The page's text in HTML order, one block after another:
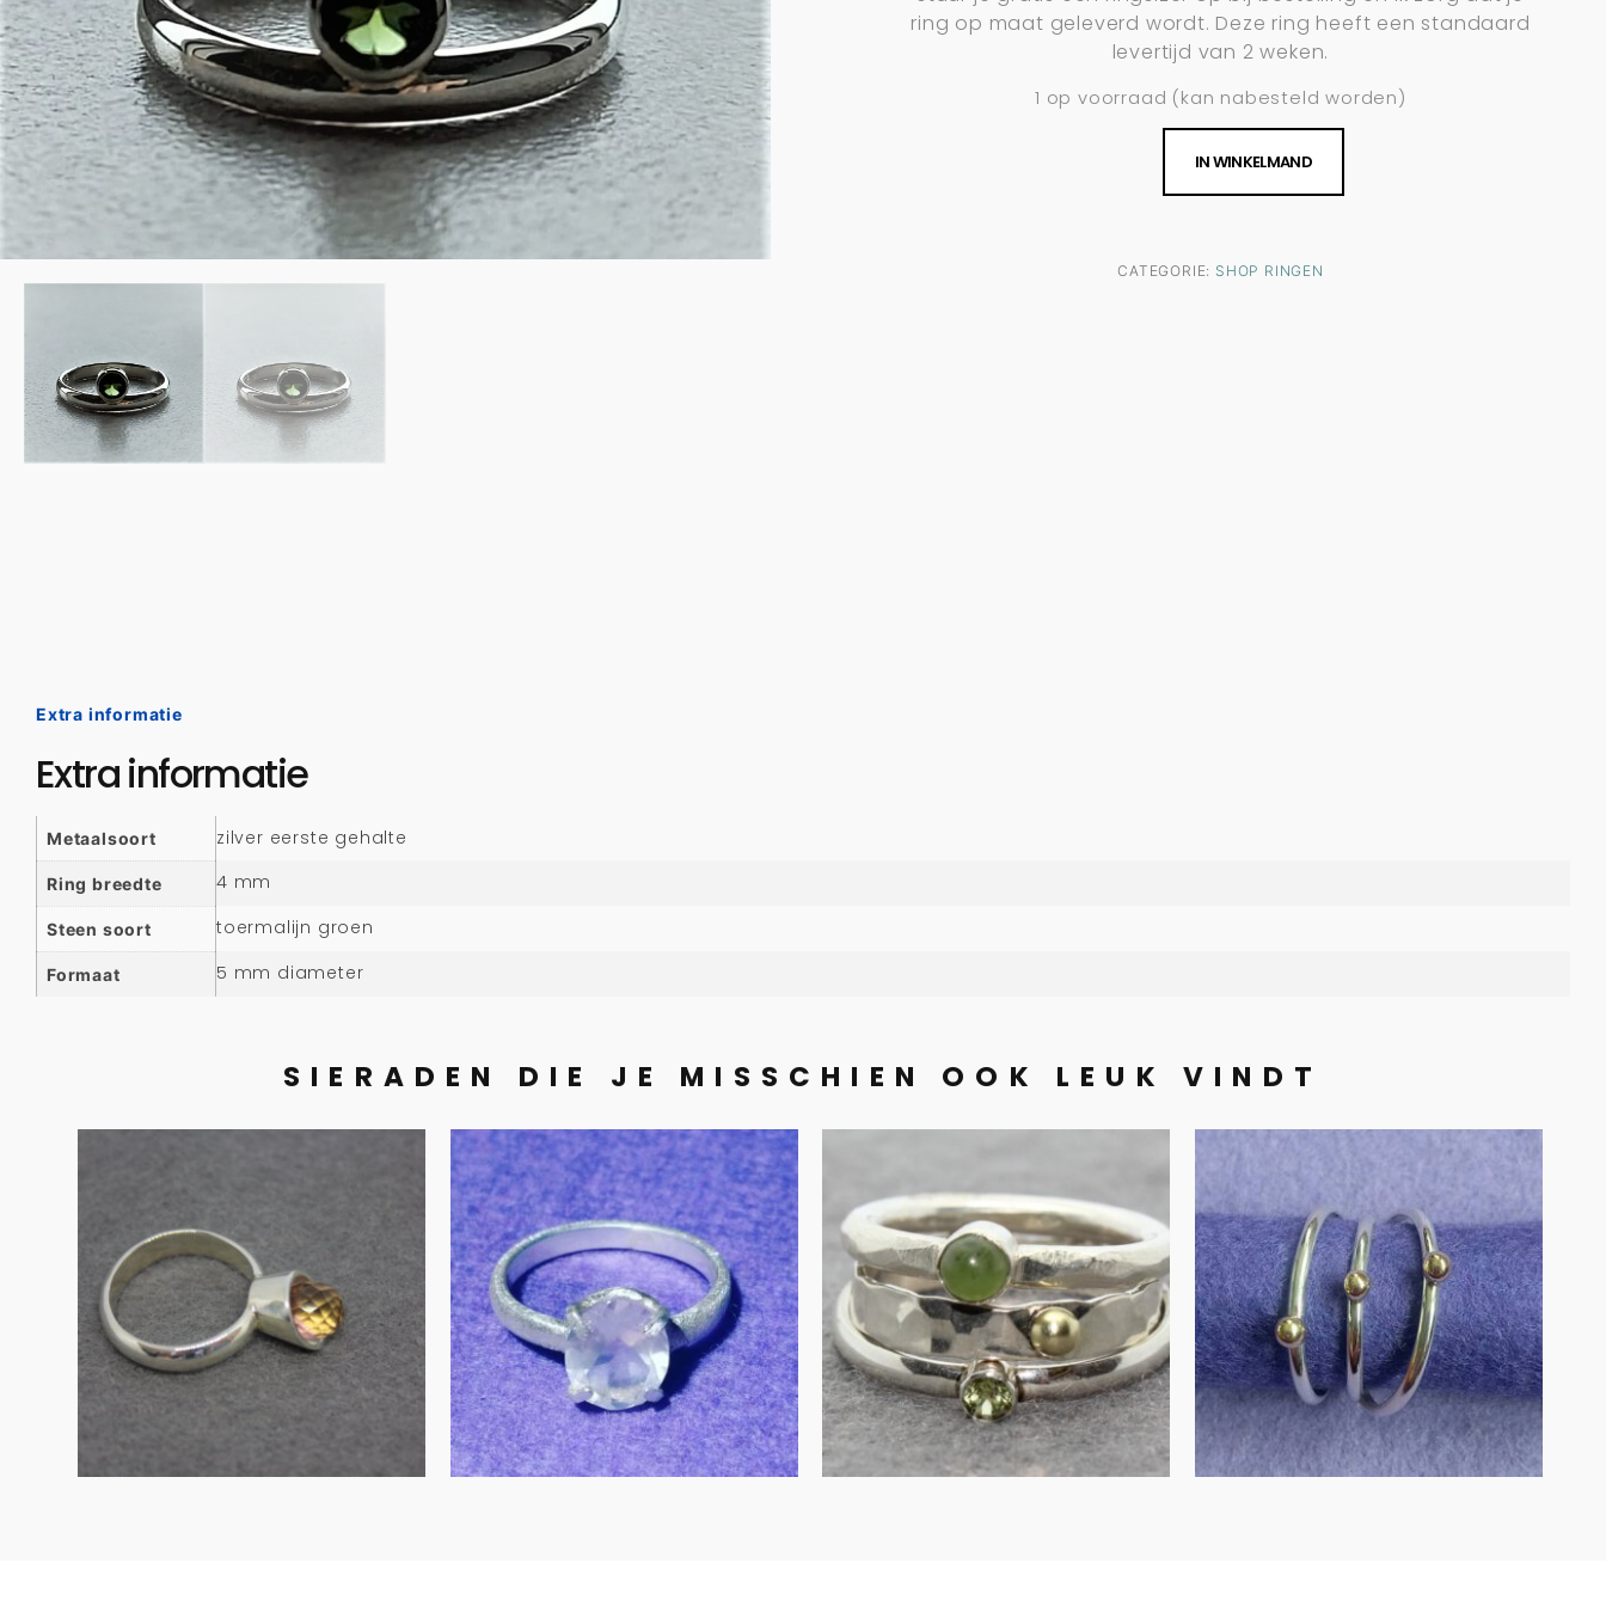
ring op maat geleverd wordt. Deze ring heeft een standaard
levertijd van 2 weken.
1 op voorraad (kan nabesteld worden)
IN WINKELMAND
CATEGORIE: SHOP RINGEN
Extra informatie
Extra informatie
Metaalsoort zilver eerste gehalte
Ring breedte 4 mm
Steen soort toermalijn groen
Formaat 5 mm diameter
SIERADEN DIE JE MISSCHIEN OOK LEUK VINDT
Zilveren kelk-ring
met ametrien
€135.00
MEER INFORMATIE
UITVERKOCHT
Rozenkwarts in
geborsteld zilver
€165.00
MEER INFORMATIE
Groen met zilver
en goud
€325.00
IN WINKELMAND
Gouden blob op
zilveren band
€155.00
IN WINKELMAND